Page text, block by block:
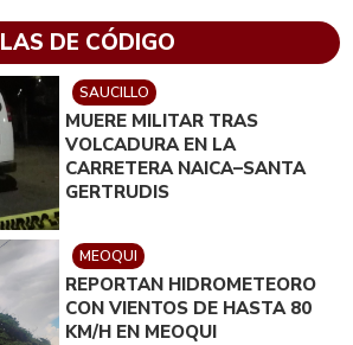
LAS DE CÓDIGO
SAUCILLO
MUERE MILITAR TRAS
VOLCADURA EN LA
CARRETERA NAICA–SANTA
GERTRUDIS
MEOQUI
REPORTAN HIDROMETEORO
CON VIENTOS DE HASTA 80
KM/H EN MEOQUI